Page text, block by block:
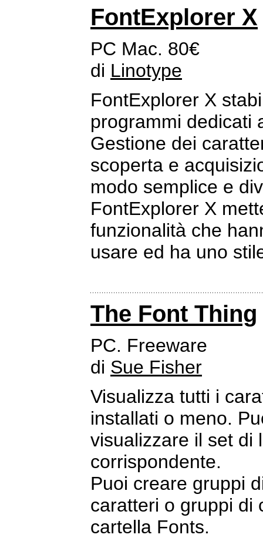
FontExplorer X
PC Mac. 80€
di Linotype
FontExplorer X
programmi dedicati
Gestione dei
scoperta e
modo semplice e
FontExplorer X
funzionalità che
usare ed ha uno
The Font Thing
PC. Freeware
di Sue Fisher
Visualizza tutti i
installati o meno.
visualizzare il set di
corrispondente.
Puoi creare gruppi
caratteri o gruppi di
cartella Fonts.